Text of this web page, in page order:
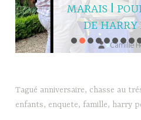
MARAIS ǀ
DE HARRY
Camille
Tagué anniversaire, chasse au
enfants, enquete, famille, harry